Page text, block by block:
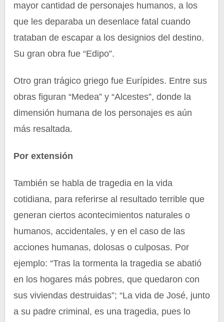
mayor cantidad de personajes humanos, a los
que les deparaba un desenlace fatal cuando
trataban de escapar a los designios del destino.
Su gran obra fue “Edipo”.
Otro gran trágico griego fue Eurípides. Entre sus
obras figuran “Medea” y “Alcestes”, donde la
dimensión humana de los personajes es aún
más resaltada.
Por extensión
También se habla de tragedia en la vida
cotidiana, para referirse al resultado terrible que
generan ciertos acontecimientos naturales o
humanos, accidentales, y en el caso de las
acciones humanas, dolosas o culposas. Por
ejemplo: “Tras la tormenta la tragedia se abatió
en los hogares más pobres, que quedaron con
sus viviendas destruidas”; “La vida de José, junto
a su padre criminal, es una tragedia, pues lo